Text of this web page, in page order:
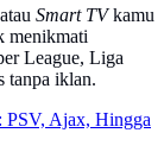
atau Smart TVkamu
menikmati
League, Liga
tanpa iklan.
PSV, Ajax, Hingga